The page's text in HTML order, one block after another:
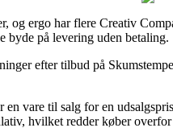
ergo har flere Creativ
byde på levering uden betaling.
efter tilbud på
vare til salg for en
hvilket redder køber